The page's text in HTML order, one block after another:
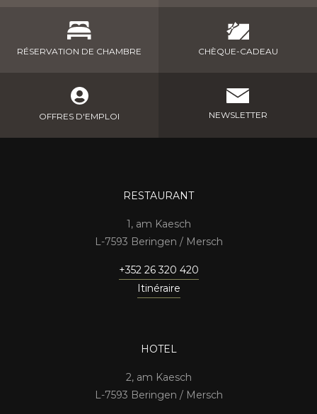
RÉSERVATION DE CHAMBRE CHÈQUE-CADEAU
OFFRES D'EMPLOI NEWSLETTER
RESTAURANT
1, am Kaesch
7593 Beringen / Mersch
+352 26 320 420
Itinéraire
HOTEL
2, am Kaesch
7593 Beringen / Mersch